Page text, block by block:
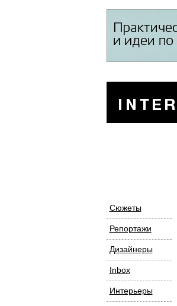
Сюжеты
Репортажи
Дизайнеры
Inbox
Интерьеры